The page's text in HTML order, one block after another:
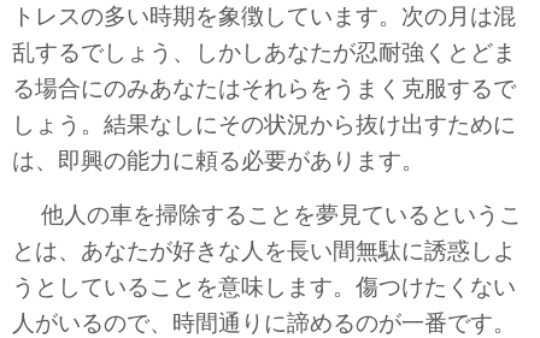
トレスの多い時期を象徴しています。次の月は混
乱するでしょう、しかしあなたが忍耐強くとどま
る場合にのみあなたはそれらをうまく克服するで
しょう。結果なしにその状況から抜け出すために
は、即興の能力に頼る必要があります。
他人の車を掃除することを夢見ているというこ
とは、あなたが好きな人を長い間無駄に誘惑しよ
うとしていることを意味します。傷つけたくない
人がいるので、時間通りに諦めるのが一番です。